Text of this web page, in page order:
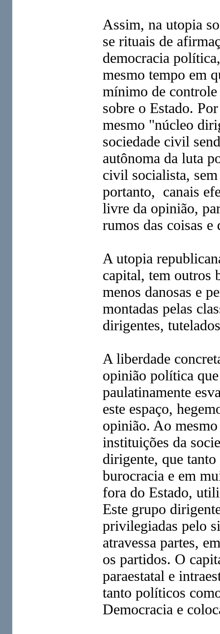
Assim, na utopia
se rituais de
democracia
mesmo tempo em
mínimo de
sobre o Estado.
mesmo "núcleo
sociedade civil
autônoma da luta
civil socialista,
portanto, canais
livre da opinião,
rumos das coisas
A utopia
capital, tem outros
menos danosas e
montadas pelas
dirigentes,
A liberdade
opinião política
paulatinamente
este espaço,
opinião. Ao
instituições da
dirigente, que
burocracia e em
fora do Estado,
Este grupo
privilegiadas pelo
atravessa partes,
os partidos. O
paraestatal e
tanto políticos
Democracia e